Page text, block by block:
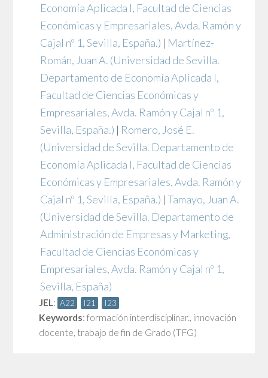
Economía Aplicada I, Facultad de Ciencias
Económicas y Empresariales, Avda. Ramón y
Cajal nº 1, Sevilla, España.) | Martínez-
Román, Juan A. (Universidad de Sevilla.
Departamento de Economía Aplicada I,
Facultad de Ciencias Económicas y
Empresariales, Avda. Ramón y Cajal nº 1,
Sevilla, España.) | Romero, José E.
(Universidad de Sevilla. Departamento de
Economía Aplicada I, Facultad de Ciencias
Económicas y Empresariales, Avda. Ramón y
Cajal nº 1, Sevilla, España.) |Tamayo, Juan A.
(Universidad de Sevilla. Departamento de
Administración de Empresas y Marketing,
Facultad de Ciencias Económicas y
Empresariales, Avda. Ramón y Cajal nº 1,
Sevilla, España)
JEL: A22 I21 I23
Keywords: formación interdisciplinar., innovación
docente, trabajo de fin de Grado (TFG)